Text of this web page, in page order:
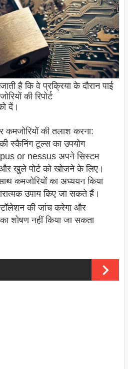
है कि वे प्रक्रिया के दौरान पाई
की रिपोर्ट
दें।
कमजोरियों की तलाश करना:
स्कैनिंग टूल्स का उपयोग
or nessus अपने सिस्टम
खुले पोर्ट को खोजने के लिए।
कमजोरियों का अध्ययन किया
उपाय किए जा सकते हैं।
की जांच करेगा और
शोषण नहीं किया जा सकता